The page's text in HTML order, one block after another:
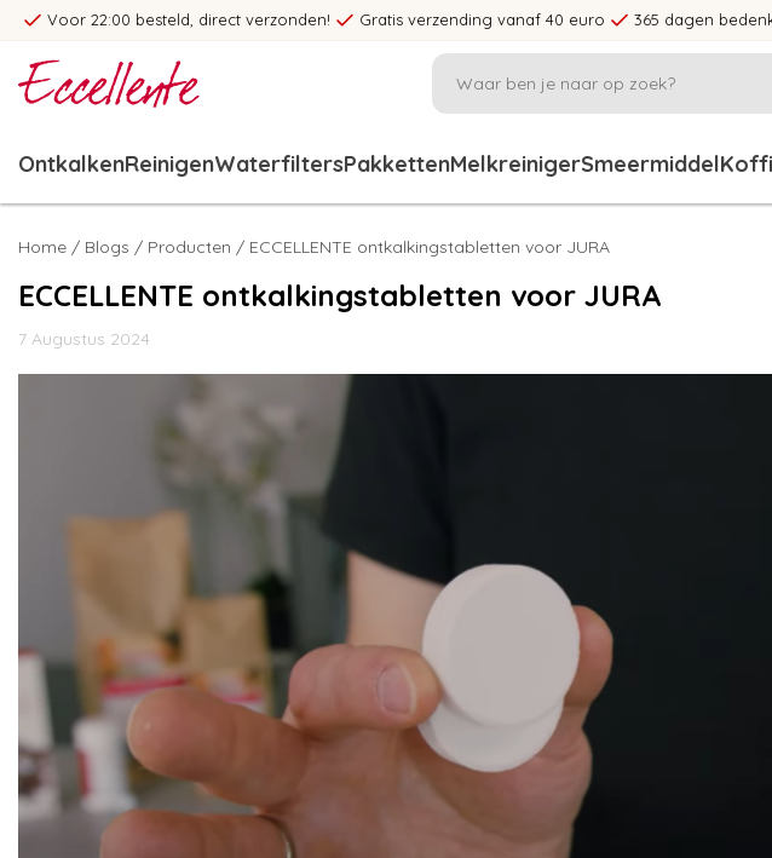
Voor 22:00 besteld, direct verzonden! Gratis verzending vanaf 40 euro 365 dagen
OntkalkenReinigenWaterfiltersPakkettenMelkreinigerSmeermiddel
Home / Blogs / Producten / ECCELLENTE ontkalkingstabletten voor JURA
ECCELLENTE ontkalkingstabletten voor JURA
7 Augustus 2024